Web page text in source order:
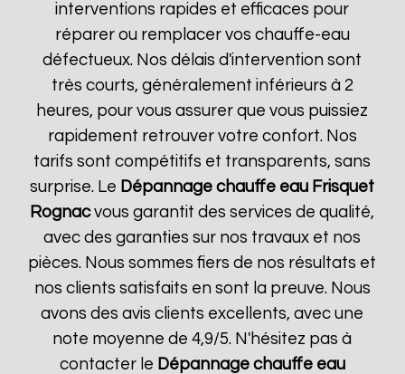
interventions rapides et efficaces pour
réparer ou remplacer vos chauffe-eau
défectueux. Nos délais d'intervention sont
très courts, généralement inférieurs à 2
heures, pour vous assurer que vous puissiez
rapidement retrouver votre confort. Nos
tarifs sont compétitifs et transparents, sans
surprise. Le Dépannage chauffe eau Frisquet
Rognacvous garantit des services de qualité,
avec des garanties sur nos travaux et nos
pièces. Nous sommes fiers de nos résultats et
nos clients satisfaits en sont la preuve. Nous
avons des avis clients excellents, avec une
note moyenne de 4,9/5. N'hésitez pas à
contacter le Dépannage chauffe eau